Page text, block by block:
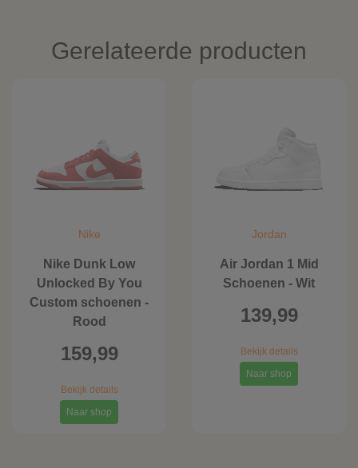
Gerelateerde producten
Nike
Nike Dunk Low
Unlocked By You
Custom schoenen -
Rood
159,99
Bekijk details
Naar shop
Jordan
Air Jordan 1 Mid
Schoenen - Wit
139,99
Bekijk details
Naar shop